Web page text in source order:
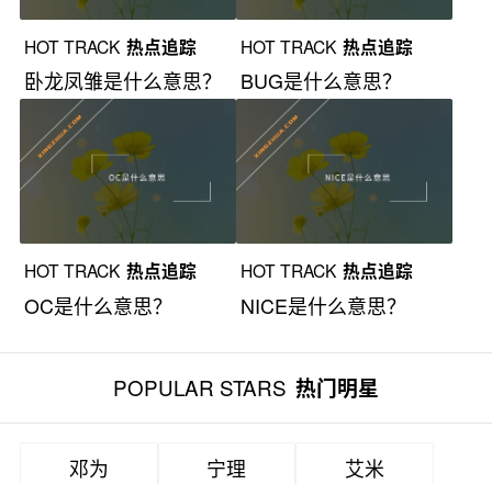
HOT TRACK 热点追踪
卧龙凤雏是什么意思？
HOT TRACK 热点追踪
BUG是什么意思？
HOT TRACK 热点追踪
OC是什么意思？
HOT TRACK 热点追踪
NICE是什么意思？
POPULAR STARS 热门明星
邓为 宁理
艾米